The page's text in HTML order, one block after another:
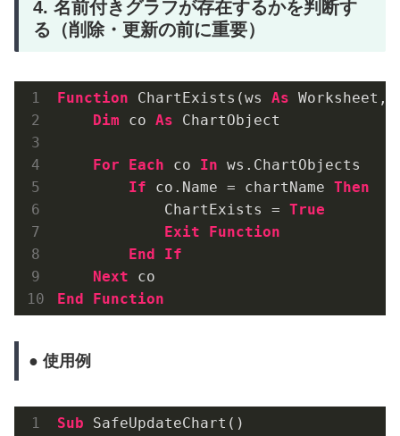
4. 名前付きグラフが存在するかを判断す
る（削除・更新の前に重要）
Function ChartExists(ws As Worksheet,
Dim co As ChartObject
For Each co In ws.ChartObjects
If co.Name = chartName Then
            ChartExists =
True
Exit
Function
End
If
Next
End
Function
● 使用例
Sub SafeUpdateChart()